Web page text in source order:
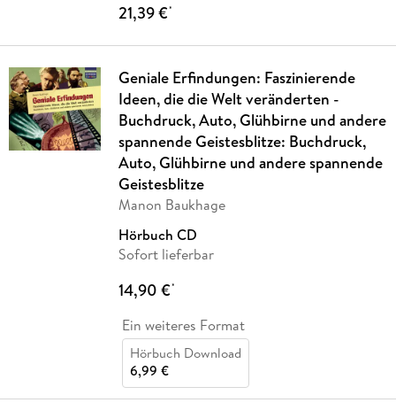
21,39 €*
Geniale Erfindungen: Faszinierende
Ideen, die die Welt veränderten -
Buchdruck, Auto, Glühbirne und andere
spannende Geistesblitze: Buchdruck,
Auto, Glühbirne und andere spannende
Geistesblitze
Manon Baukhage
Hörbuch CD
Sofort lieferbar
14,90 €*
Ein weiteres Format
Hörbuch Download
6,99 €